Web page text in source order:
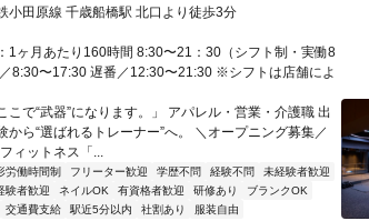
小田原線 千歳船橋駅 北口より徒歩3分
1ヶ月あたり160時間 8:30〜21：30（シフト制・実働8
8:30〜17:30 遅番／12:30〜21:30 ※シフトは店舗によ
こで“武器”になります。」 アパレル・営業・介護職 出
から“選ばれるトレーナー”へ。 ＼オープニング募集／
ィットネス「...
労働時間制 フリーター歓迎 学歴不問 経験不問
未経験者歓迎
験者歓迎 ネイルOK 有資格者歓迎 研修あり
ブランクOK
交通費支給 駅近5分以内 社割あり 服装自由